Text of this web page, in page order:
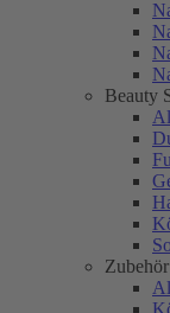
Beauty
Zubehör